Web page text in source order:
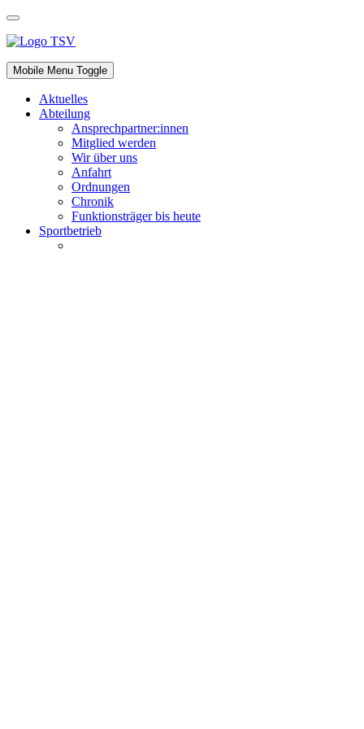
Mobile Menu Toggle
Aktuelles
Abteilung
Ansprechpartner:innen
Mitglied werden
Wir über uns
Anfahrt
Ordnungen
Chronik
Funktionsträger bis heute
Sportbetrieb